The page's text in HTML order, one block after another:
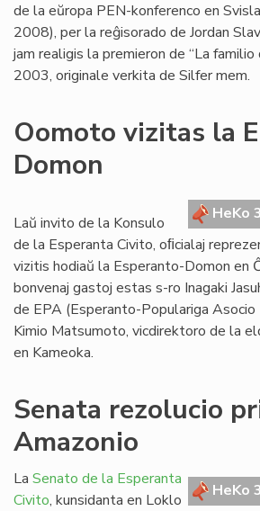
de la eŭropa PEN-konferenco en
2008), per la reĝisorado de Jordan
jam realigis la premieron de “La
2003, originale verkita de Silfer mem.
Oomoto vizitas la
Domon
HeKo
Laŭ invito de la Konsulo
de la Esperanta Civito, oﬁcialaj
vizitis hodiaŭ la Esperanto-Domon en
bonvenaj gastoj estas s-ro Inagaki
de EPA (Esperanto-Populariga Asocio
Kimio Matsumoto, vicdirektoro de la
en Kameoka.
Senata rezolucio
Amazonio
HeKo
La Senato de la Esperanta
Civito, kunsidanta en Loklo